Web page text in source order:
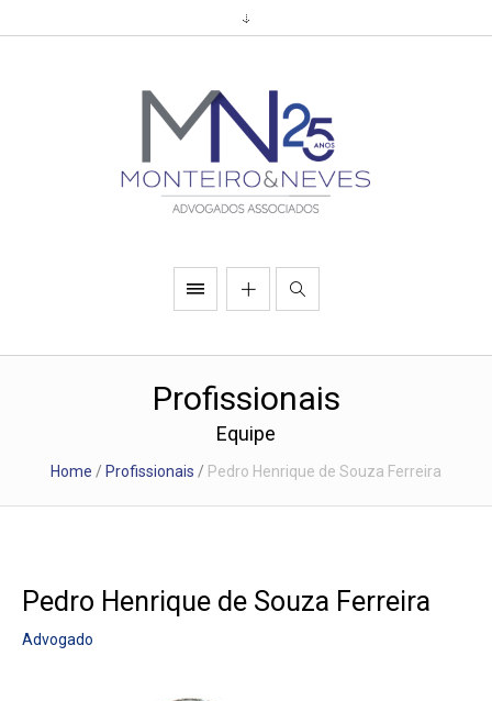
Profissionais
Equipe
Home / Profissionais / Pedro Henrique de Souza Ferreira
Pedro Henrique de Souza Ferreira
Advogado